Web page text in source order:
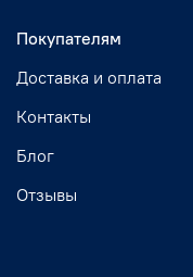
Покупателям
Доставка и оплата
Контакты
Блог
Отзывы